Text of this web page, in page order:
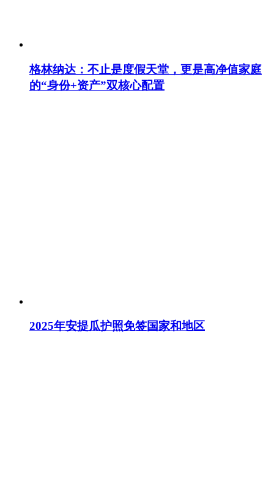
格林纳达：不止是度假天堂，更是高净值家庭
的“身份+资产”双核心配置
2025年安提瓜护照免签国家和地区